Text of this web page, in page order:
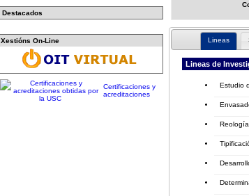
Destacados
Xestións On-Line
Certificaciones y
acreditaciones
Lineas
Lineas de
Estudio